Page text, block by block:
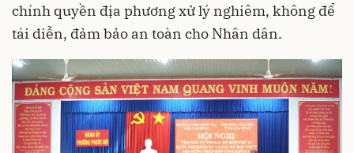
chính quyền địa phương xử lý nghiêm, không để
tái diễn, đảm bảo an toàn cho Nhân dân.